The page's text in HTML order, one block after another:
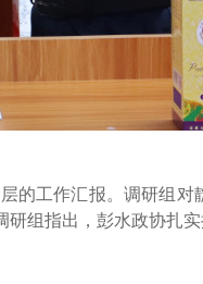
的工作汇报。调研组
组指出，彭水政协扎